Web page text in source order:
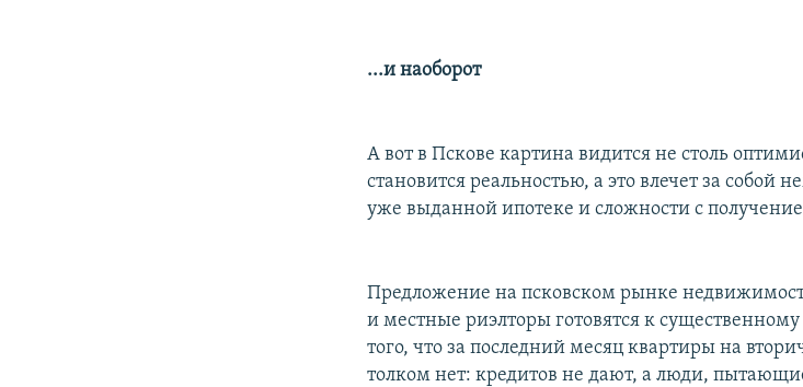
...и наоборот
А вот в Пскове картина видится не столь
становится реальностью, а это влечет за собой
уже выданной ипотеке и сложности с
Предложение на псковском рынке
и местные риэлторы готовятся к
того, что за последний месяц квартиры на
толком нет: кредитов не дают, а люди,